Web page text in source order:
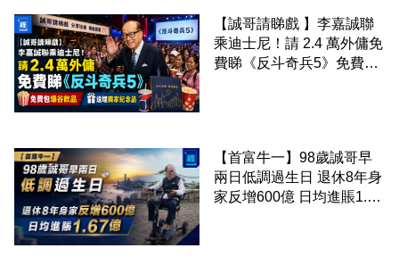
【誠哥請睇戲 】李嘉誠聯
乘迪士尼！請 2.4 萬外傭免
費睇《反斗奇兵5》免費包
【首富牛一】98歲誠哥早
兩日低調過生日 退休8年身
家反增600億 日均進賬1.67